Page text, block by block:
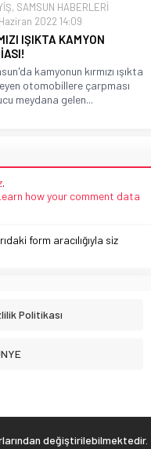
, SAMSUN HABERLERİ
2022 14:09
IŞIKTA KAMYON
kamyonun kırmızı ışıkta
otomobillere çarpması
meydana gelen...
.
how your comment data
form aracılığıyla siz
Politikası
değiştirilebilmektedir.